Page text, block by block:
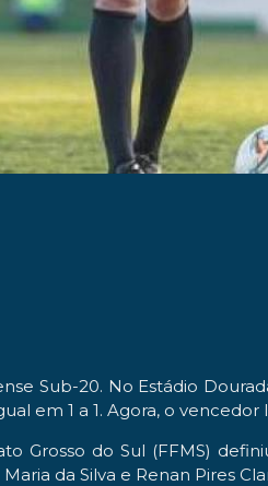
Sub-20. No Estádio
em 1 a 1. Agora, o
Grosso do Sul (FFMS)
da Silva e Renan Pires